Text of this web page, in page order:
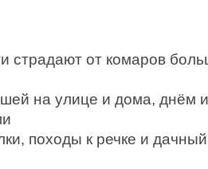
страдают от комаров
на улице и дома, днём
походы к речке и